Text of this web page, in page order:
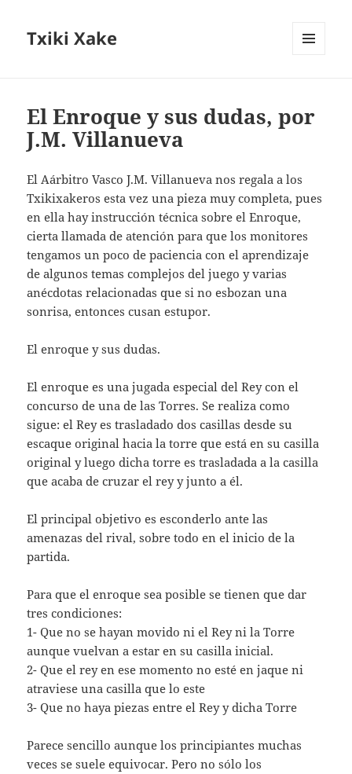
Txiki Xake
El Enroque y sus dudas, por
J.M. Villanueva
El Aárbitro Vasco J.M. Villanueva nos regala a los
Txikixakeros esta vez una pieza muy completa, pues
en ella hay instrucción técnica sobre el Enroque,
cierta llamada de atención para que los monitores
tengamos un poco de paciencia con el aprendizaje
de algunos temas complejos del juego y varias
anécdotas relacionadas que si no esbozan una
sonrisa, entonces cusan estupor.
El enroque y sus dudas.
El enroque es una jugada especial del Rey con el
concurso de una de las Torres. Se realiza como
sigue: el Rey es trasladado dos casillas desde su
escaque original hacia la torre que está en su casilla
original y luego dicha torre es trasladada a la casilla
que acaba de cruzar el rey y junto a él.
El principal objetivo es esconderlo ante las
amenazas del rival, sobre todo en el inicio de la
partida.
Para que el enroque sea posible se tienen que dar
tres condiciones:
1- Que no se hayan movido ni el Rey ni la Torre
aunque vuelvan a estar en su casilla inicial.
2- Que el rey en ese momento no esté en jaque ni
atraviese una casilla que lo este
3- Que no haya piezas entre el Rey y dicha Torre
Parece sencillo aunque los principiantes muchas
veces se suele equivocar. Pero no sólo los